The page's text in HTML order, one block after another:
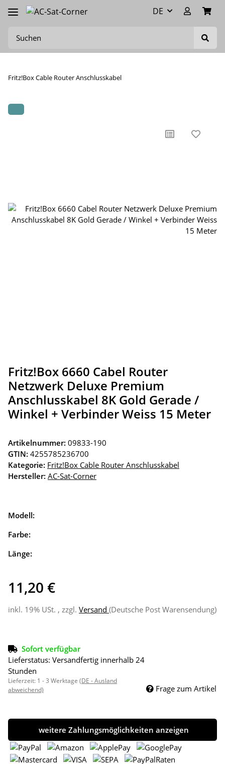
DE
Fritz!Box Cable Router Anschlusskabel
Fritz!Box 6660 Cabel Router
Netzwerk Deluxe Premium
Anschlusskabel 8K Gold Gerade /
Winkel + Verbinder Weiss 15 Meter
Artikelnummer: 09833-190
GTIN: 4255785236700
Kategorie: Fritz!Box Cable Router Anschlusskabel
Hersteller: AC-Sat-Corner
Modell:
Farbe:
Länge:
11,20 €
inkl. 19% USt. , zzgl. Versand (Deutsche Post Warensendung)
Sofort verfügbar
Lieferstatus: Versandfertig innerhalb 24
Stunden
Lieferzeit: 1 - 3 Werktage (DE - Ausland
abweichend)
Frage zum Artikel
weitere Zahlungsmöglichkeiten anzeigen